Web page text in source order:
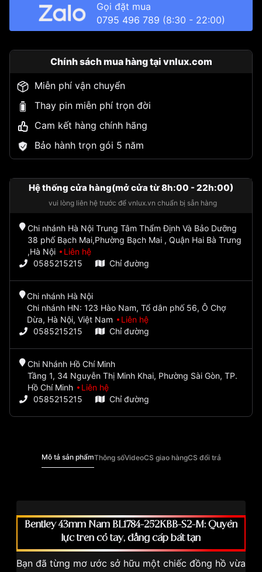
Gọi đặt mua
0795 496 789 (8:30 - 22:00)
Chính sách mua hàng tại vnlux.com
Miễn phí vận chuyển
Thay pin miễn phí trọn đời
Cam kết hàng chính hãng
Bảo hành trọn gói 5 năm
Hệ thống cửa hàng(mở cửa từ 8h:00 - 22h:00)
vui lòng liên hệ trước để vnlux.vn chuẩn bị sẵn hàng
Chi nhánh Hà Nội Trung Tâm Thẩm Định Và Bảo Dưỡng
38 phố Bạch Mai,Phường Bạch Mai , Quận Hai Bà Trưng
,Hà Nội
Liên hệ
0585215215
Chỉ đường
Chi nhánh Hà Nội
Chi nhánh HN: 123 Hào Nam, Tổ dân phố 56, Ô Chợ
Dừa, Hà Nội, Việt Nam
Liên hệ
0585215215
Chỉ đường
Chi Nhánh Hồ Chí Minh
Tầng 1, 34 Nguyễn Thị Minh Khai, Phường Sài Gòn, TP.
Hồ Chí Minh
Liên hệ
0585215215
Chỉ đường
Mô tả sản phẩmThông sốVideoCS giao hàngCS đổi trả
Bentley 43mm Nam BL1784-252KBB-S2-M: Quyền
lực trên cổ tay, đẳng cấp bất tận
Bạn đã từng mơ ước sở hữu một chiếc đồng hồ vừa